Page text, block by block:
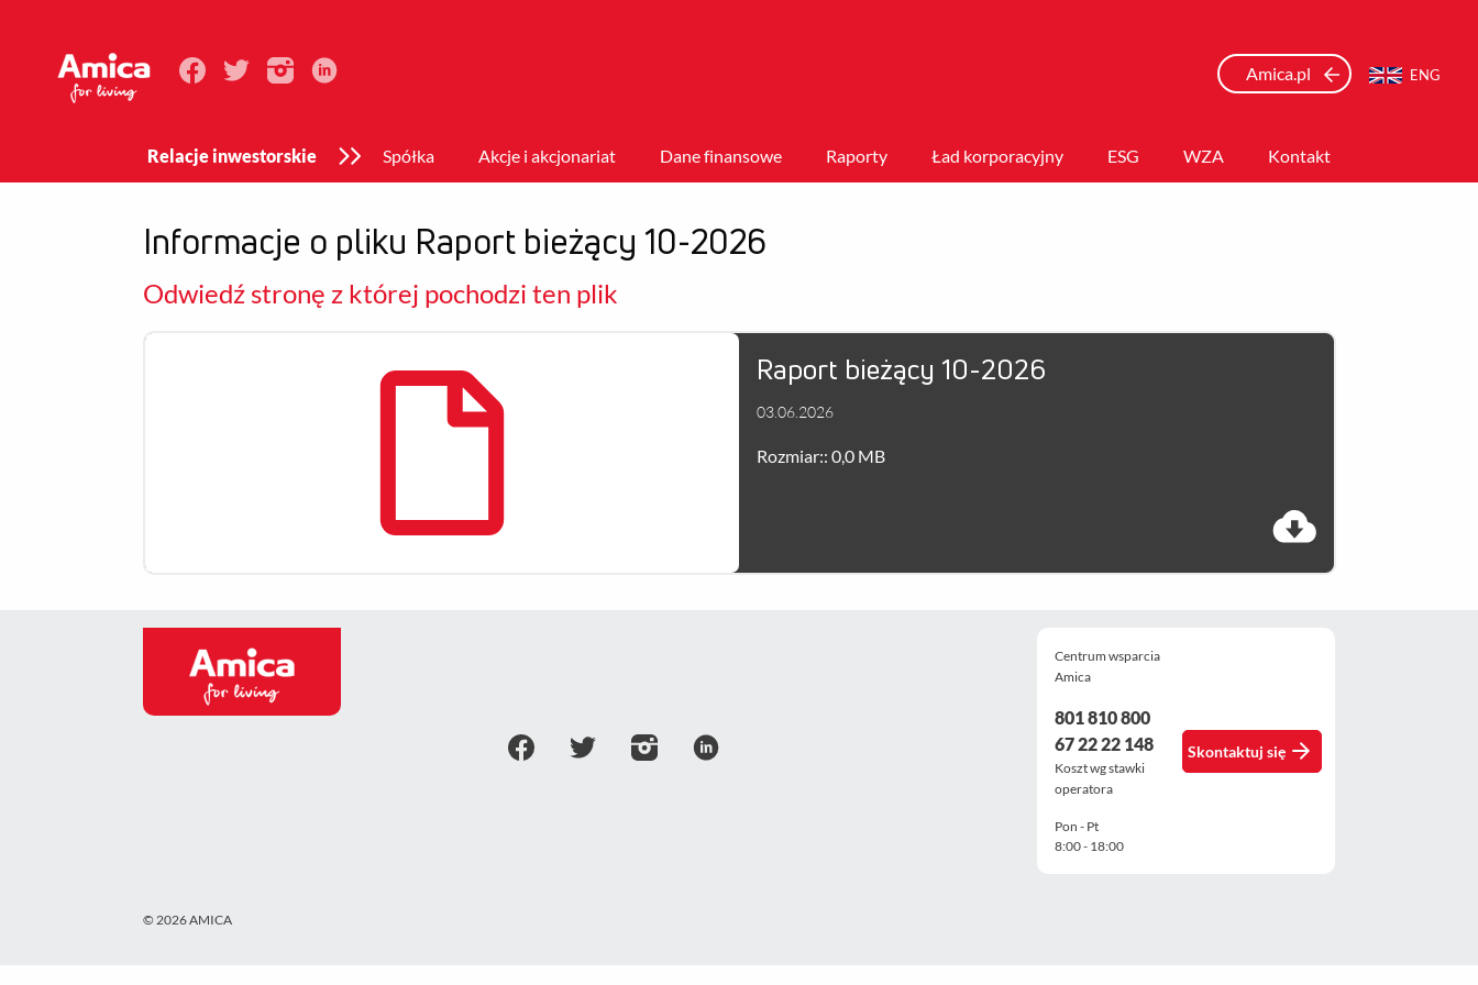
Amica.pl ENG
Relacje inwestorskie Spółka Akcje i akcjonariat Dane finansowe Raporty Ład korporacyjny ESG WZA Kontakt
Informacje o pliku Raport bieżący 10-2026
Odwiedź stronę z której pochodzi ten plik
Raport bieżący 10-2026
03.06.2026
Rozmiar:: 0,0 MB
Centrum wsparcia
Amica
801 810 800
67 22 22 148
Koszt wg stawki
operatora
Pon - Pt
8:00 - 18:00
Skontaktuj się
© 2026 AMICA